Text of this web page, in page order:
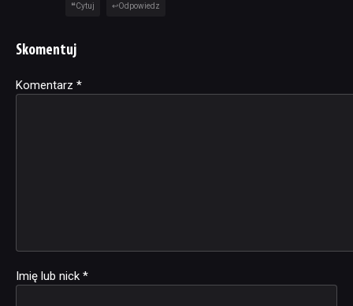
Cytuj Odpowiedz
Skomentuj
Komentarz *
Imię lub nick *
Alternative: